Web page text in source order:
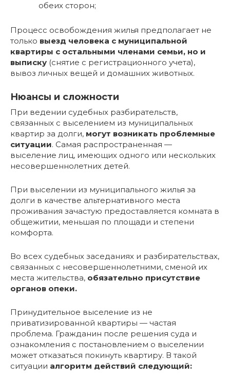
обеих сторон;
Процесс освобождения жилья предполагает не
только выезд человека с муниципальной
квартиры с остальными членами семьи, но и
выписку (снятие с регистрационного учета),
вывоз личных вещей и домашних животных.
Нюансы и сложности
При ведении судебных разбирательств,
связанных с выселением из муниципальных
квартир за долги, могут возникать проблемные
ситуации. Самая распространенная —
выселение лиц, имеющих одного или нескольких
несовершеннолетних детей.
При выселении из муниципального жилья за
долги в качестве альтернативного места
проживания зачастую предоставляется комната в
общежитии, меньшая по площади и степени
комфорта.
Во всех судебных заседаниях и разбирательствах,
связанных с несовершеннолетними, сменой их
места жительства, обязательно присутствие
органов опеки.
Принудительное выселение из не
приватизированной квартиры — частая
проблема. Гражданин после решения суда и
ознакомления с постановлением о выселении
может отказаться покинуть квартиру. В такой
ситуации алгоритм действий следующий: